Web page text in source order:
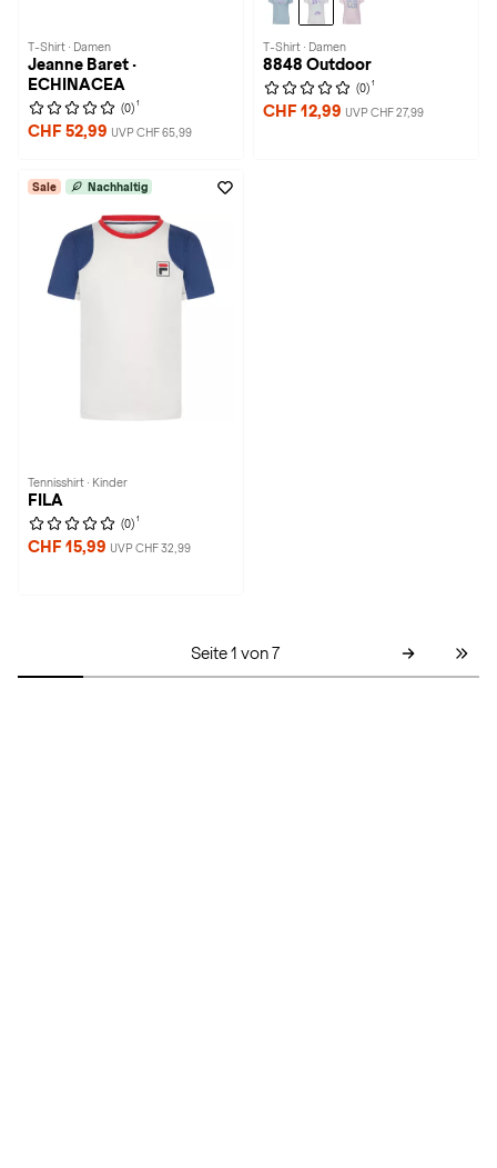
T-Shirt · Damen
Jeanne Baret ·
ECHINACEA
(0) 1
CHF 52,99 UVP CHF 65,99
T-Shirt · Damen
8848 Outdoor
(0) 1
CHF 12,99 UVP CHF 27,99
Sale Nachhaltig
Tennisshirt · Kinder
FILA
(0) 1
CHF 15,99 UVP CHF 32,99
Seite 1 von 7